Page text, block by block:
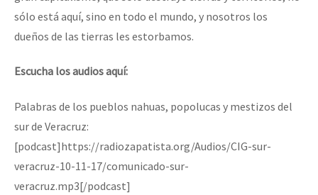
sólo está aquí, sino en todo el mundo, y nosotros los
dueños de las tierras les estorbamos.
Escucha los audios aquí:
Palabras de los pueblos nahuas, popolucas y mestizos del
sur de Veracruz:
[podcast]https://radiozapatista.org/Audios/CIG-sur-
veracruz-10-11-17/comunicado-sur-
veracruz.mp3[/podcast]